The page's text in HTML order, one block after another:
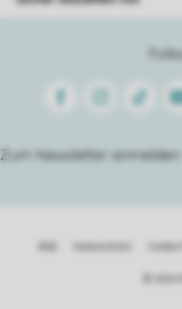
FacebookInstagram
Tiktok
Zum Newsletter anmelden